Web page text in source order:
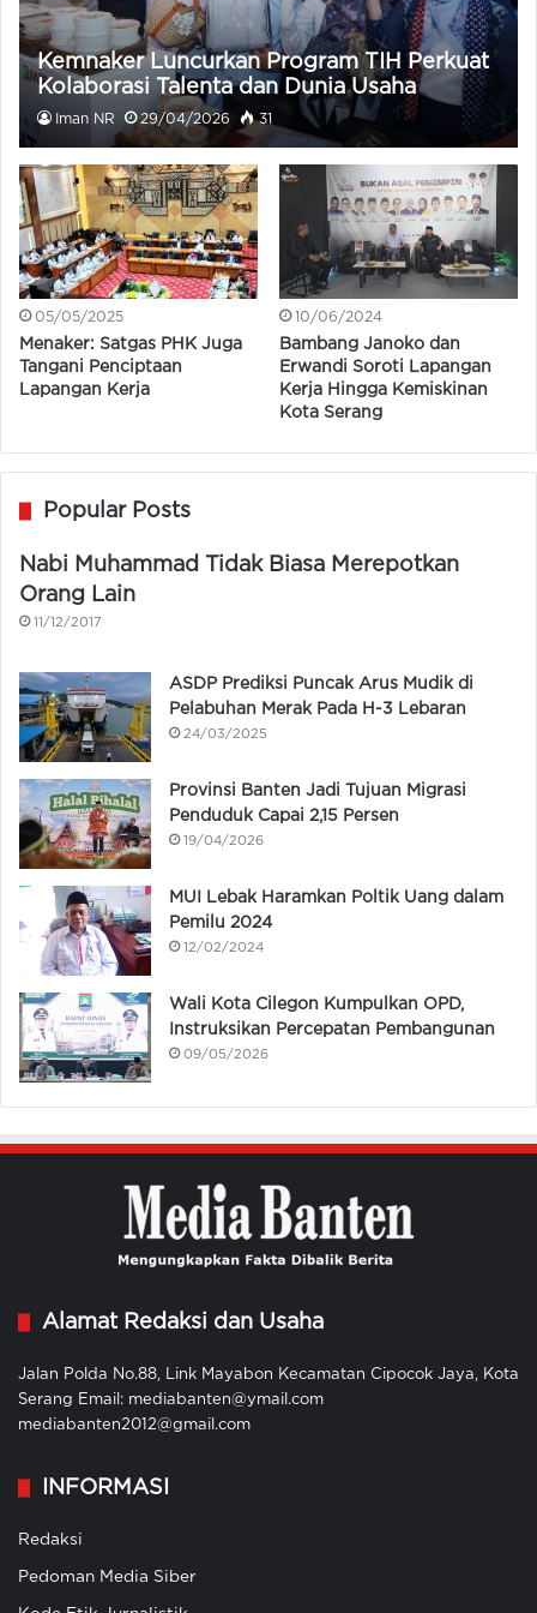
Kemnaker Luncurkan Program TIH Perkuat
Kolaborasi Talenta dan Dunia Usaha
Iman NR 29/04/2026 31
05/05/2025
Menaker: Satgas PHK Juga
Tangani Penciptaan
Lapangan Kerja
10/06/2024
Bambang Janoko dan
Erwandi Soroti Lapangan
Kerja Hingga Kemiskinan
Kota Serang
Popular Posts
Nabi Muhammad Tidak Biasa Merepotkan
Orang Lain
11/12/2017
ASDP Prediksi Puncak Arus Mudik di
Pelabuhan Merak Pada H-3 Lebaran
24/03/2025
Provinsi Banten Jadi Tujuan Migrasi
Penduduk Capai 2,15 Persen
19/04/2026
MUI Lebak Haramkan Poltik Uang dalam
Pemilu 2024
12/02/2024
Wali Kota Cilegon Kumpulkan OPD,
Instruksikan Percepatan Pembangunan
09/05/2026
Alamat Redaksi dan Usaha
Jalan Polda No.88, Link Mayabon Kecamatan Cipocok Jaya, Kota
Serang Email: mediabanten@ymail.com
mediabanten2012@gmail.com
INFORMASI
Redaksi
Pedoman Media Siber